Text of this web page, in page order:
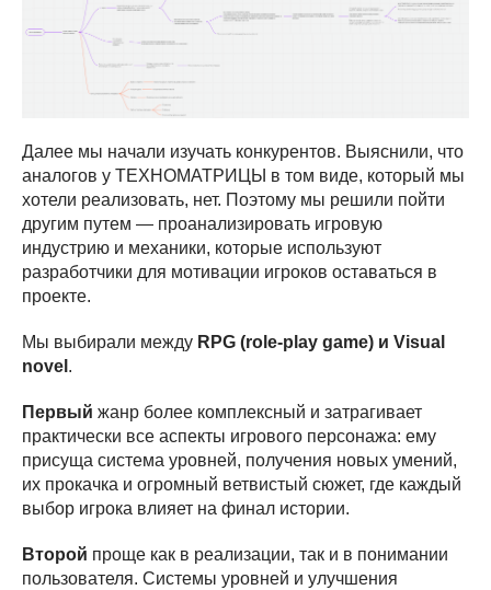
Далее мы начали изучать конкурентов. Выяснили, что
аналогов у ТЕХНОМАТРИЦЫ в том виде, который мы
хотели реализовать, нет. Поэтому мы решили пойти
другим путем — проанализировать игровую
индустрию и механики, которые используют
разработчики для мотивации игроков оставаться в
проекте.
Мы выбирали между RPG (role-play game) и Visual
novel .
Первый жанр более комплексный и затрагивает
практически все аспекты игрового персонажа: ему
присуща система уровней, получения новых умений,
их прокачка и огромный ветвистый сюжет, где каждый
выбор игрока влияет на финал истории.
Второй проще как в реализации, так и в понимании
пользователя. Системы уровней и улучшения